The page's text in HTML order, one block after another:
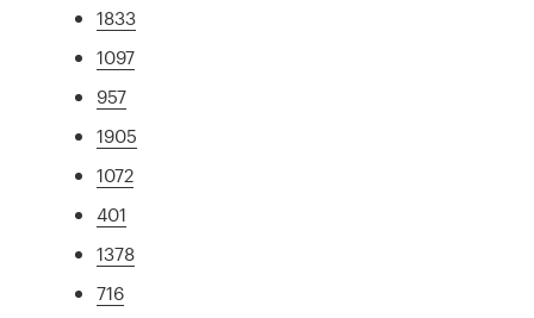
1833
1097
957
1905
1072
401
1378
716